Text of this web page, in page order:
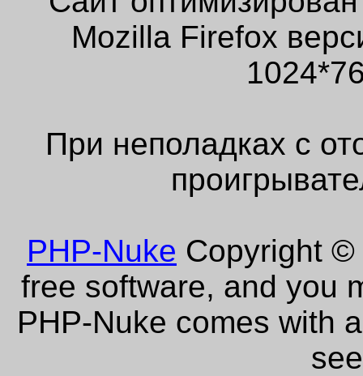
Mozilla Firefox
При неполадках с
PHP-Nuke Copyright ©
free software, and you
PHP-Nuke comes with